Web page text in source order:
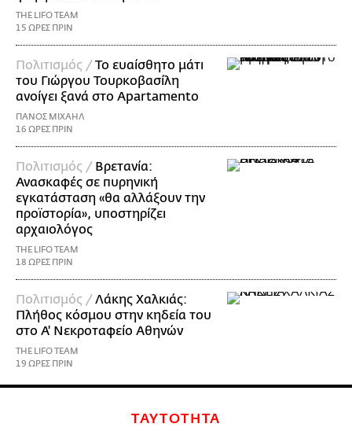
THE LIFO TEAM
15 ΩΡΕΣ ΠΡΙΝ
Πολιτισμός /Το ευαίσθητο μάτι
του Γιώργου Τουρκοβασίλη
ανοίγει ξανά στο Apartamento
ΠΑΝΟΣ ΜΙΧΑΗΛ
16 ΩΡΕΣ ΠΡΙΝ
Πολιτισμός / Βρετανία:
Ανασκαφές σε πυρηνική
εγκατάσταση «θα αλλάξουν την
προϊστορία», υποστηρίζει
αρχαιολόγος
THE LIFO TEAM
18 ΩΡΕΣ ΠΡΙΝ
Πολιτισμός /Λάκης Χαλκιάς:
Πλήθος κόσμου στην κηδεία του
στο Α' Νεκροταφείο Αθηνών
THE LIFO TEAM
19 ΩΡΕΣ ΠΡΙΝ
ΤΑΥΤΟΤΗΤΑ